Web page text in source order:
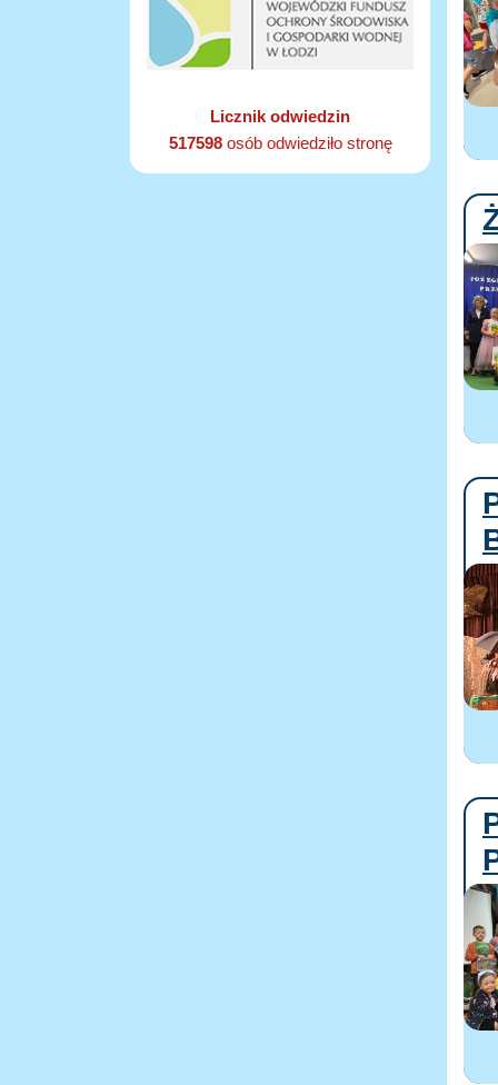
Licznik odwiedzin
517598osób odwiedziło stronę